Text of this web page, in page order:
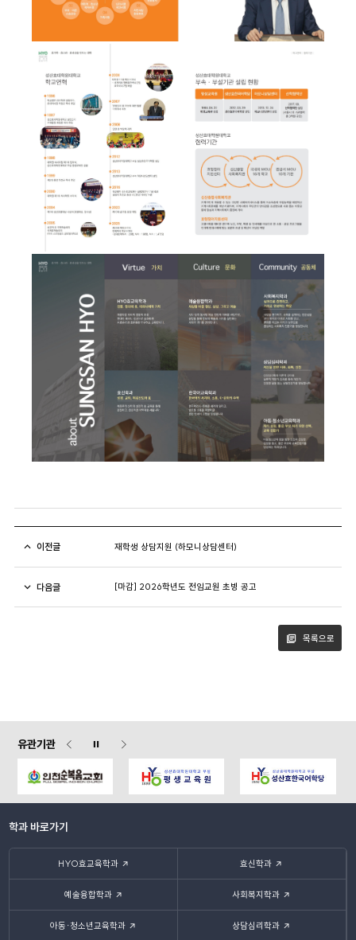
이전글 재학생 상담지원 (하모니상담센터)
다음글 [마감] 2026학년도 전임교원 초빙 공고
목록으로
유관기관
학과 바로가기
HYO효교육학과 효신학과
예술융합학과 사회복지학과
아동·청소년교육학과 상담심리학과